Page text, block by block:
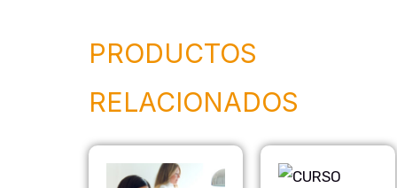
PRODUCTOS
RELACIONADOS